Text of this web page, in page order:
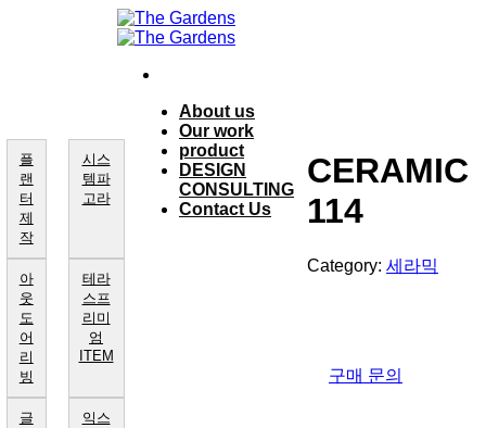
About us
Our work
product
DESIGN
CONSULTING
Contact Us
플
랜
터
제
작
시스
템파
고라
아
웃
도
어
리
빙
테라
스프
리미
엄
ITEM
글
익스
CERAMIC
114
Category: 세라믹
구매 문의